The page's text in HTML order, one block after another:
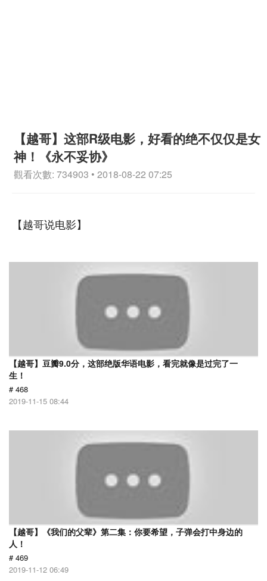
【越哥】这部R级电影，好看的绝不仅仅是女
神！《永不妥协》
觀看次數: 734903 • 2018-08-22 07:25
【越哥说电影】
【越哥】豆瓣9.0分，这部绝版华语电影，看完就像是过完了一
生！
# 468
2019-11-15 08:44
【越哥】《我们的父辈》第二集：你要希望，子弹会打中身边的
人！
# 469
2019-11-12 06:49